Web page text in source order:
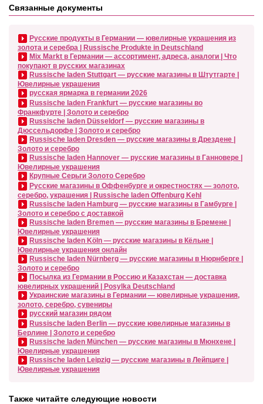
Связанные документы
Русские продукты в Германии — ювелирные украшения из
золота и серебра | Russische Produkte in Deutschland
Mix Markt в Германии — ассортимент, адреса, аналоги | Что
покупают в русских магазинах
Russische laden Stuttgart — русские магазины в Штутгарте |
Ювелирные украшения
русская ярмарка в германии 2026
Russische laden Frankfurt — русские магазины во
Франкфурте | Золото и серебро
Russische laden Düsseldorf — русские магазины в
Дюссельдорфе | Золото и серебро
Russische laden Dresden — русские магазины в Дрездене |
Золото и серебро
Russische laden Hannover — русские магазины в Ганновере |
Ювелирные украшения
Крупные Серьги Золото Серебро
Русские магазины в Оффенбурге и окрестностях — золото,
серебро, украшения | Russische laden Offenburg Kehl
Russische laden Hamburg — русские магазины в Гамбурге |
Золото и серебро с доставкой
Russische laden Bremen — русские магазины в Бремене |
Ювелирные украшения
Russische laden Köln — русские магазины в Кёльне |
Ювелирные украшения онлайн
Russische laden Nürnberg — русские магазины в Нюрнберге |
Золото и серебро
Посылка из Германии в Россию и Казахстан — доставка
ювелирных украшений | Posylka Deutschland
Украинские магазины в Германии — ювелирные украшения,
золото, серебро, сувениры
русский магазин рядом
Russische laden Berlin — русские ювелирные магазины в
Берлине | Золото и серебро
Russische laden München — русские магазины в Мюнхене |
Ювелирные украшения
Russische laden Leipzig — русские магазины в Лейпциге |
Ювелирные украшения
Также читайте следующие новости